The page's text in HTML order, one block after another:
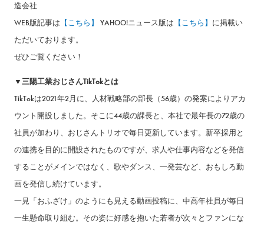
造会社
WEB版記事は 【こちら】 YAHOO!ニュース版は 【こちら】 に掲載い
ただいております。
ぜひご覧ください！
▼三陽工業おじさんTikTokとは
TikTokは2021年2月に、人材戦略部の部長（56歳）の発案によりアカ
ウント開設しました。そこに44歳の課長と、本社で最年長の72歳の
社員が加わり、おじさんトリオで毎日更新しています。新卒採用と
の連携を目的に開設されたものですが、求人や仕事内容などを発信
することがメインではなく、歌やダンス、一発芸など、おもしろ動
画を発信し続けています。
一見「おふざけ」のようにも見える動画投稿に、中高年社員が毎日
一生懸命取り組む。その姿に好感を抱いた若者が次々とファンにな